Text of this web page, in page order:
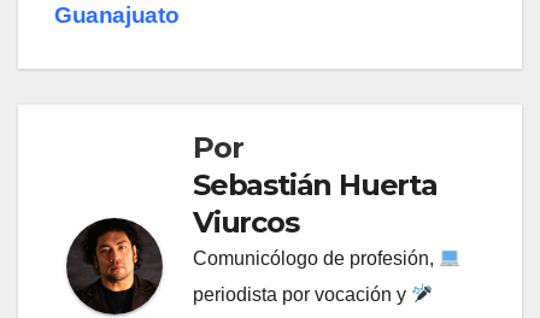
Guanajuato
Por
Sebastián Huerta
Viurcos
Comunicólogo de profesión,
periodista por vocación y